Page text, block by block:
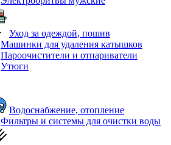
Уход за одеждой, пошив
Машинки для удаления катышков
Пароочистители и отпариватели
Утюги
Водоснабжение, отопление
Фильтры и системы для очистки воды